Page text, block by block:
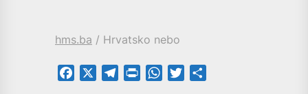
hms.ba / Hrvatsko nebo
Facebook TelegramPrintFriendly
WhatsApp
Twitter